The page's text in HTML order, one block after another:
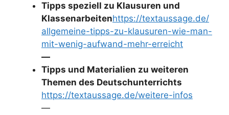
Tipps speziell zu Klausuren und
Klassenarbeitenhttps://textaussage.de/
allgemeine-tipps-zu-klausuren-wie-man-
mit-wenig-aufwand-mehr-erreicht
—
Tipps und Materialien zu weiteren
Themen des Deutschunterrichts
https://textaussage.de/weitere-infos
—